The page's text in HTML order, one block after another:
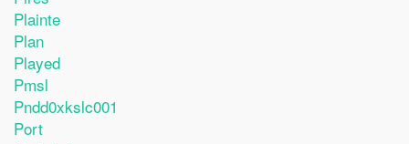
Plainte
Plan
Played
Pmsl
Pndd0xkslc001
Port